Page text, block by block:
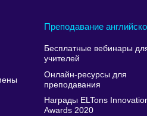
Преподавание
Бесплатные вебинары
учителей
Онлайн-ресурсы для
преподавания
Награды ELTons
Awards 2020